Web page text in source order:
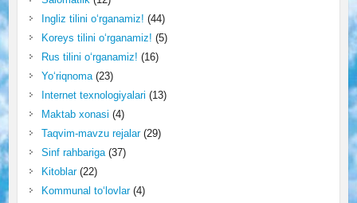
Ingliz tilini o‘rganamiz! (44)
Koreys tilini o‘rganamiz! (5)
Rus tilini o‘rganamiz! (16)
Yo‘riqnoma(23)
Internet texnologiyalari (13)
Maktab xonasi (4)
Taqvim-mavzu rejalar(29)
Sinf rahbariga(37)
Kitoblar(22)
Kommunal to‘lovlar(4)